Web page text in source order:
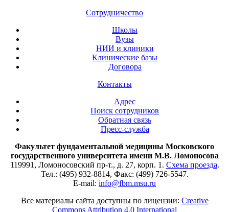
Сотрудничество
Школы
Вузы
НИИ и клиники
Клинические базы
Договора
Контакты
Адрес
Поиск сотрудников
Обратная связь
Пресс-служба
Факультет фундаментальной медицины Московского
государственного университета имени М.В. Ломоносова
119991, Ломоносовский пр-т., д. 27, корп. 1. Схема проезда.
Тел.: (495) 932-8814, Факс: (499) 726-5547.
E-mail: info@fbm.msu.ru
Все материалы сайта доступны по лицензии: Creative
Commons Attribution 4.0 International